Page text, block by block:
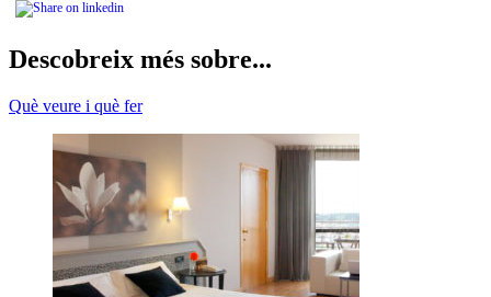
Descobreix més sobre...
Què veure i què fer